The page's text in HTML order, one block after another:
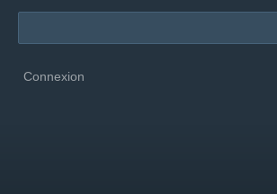
Connexion